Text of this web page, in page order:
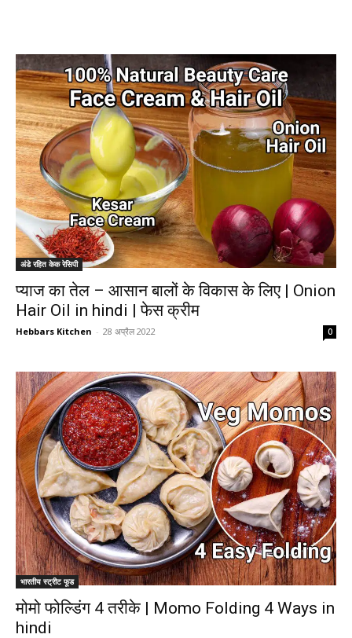
अंडे रहित केक रेसिपी
प्याज का तेल – आसान बालों के विकास के लिए | Onion
Hair Oil in hindi | फेस क्रीम
Hebbars Kitchen - 28 अप्रैल 2022 0
भारतीय स्ट्रीट फूड
मोमो फोल्डिंग 4 तरीके | Momo Folding 4 Ways in
hindi